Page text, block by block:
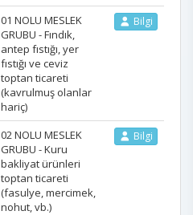
01 NOLU MESLEK
GRUBU - Fındık,
antep fıstığı, yer
fıstığı ve ceviz
toptan ticareti
(kavrulmuş olanlar
hariç)
Bilgi
02 NOLU MESLEK
GRUBU - Kuru
bakliyat ürünleri
toptan ticareti
(fasulye, mercimek,
nohut, vb.)
Bilgi